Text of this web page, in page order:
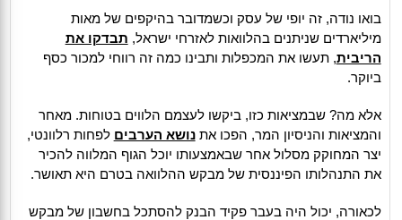
בואו נודה, זה יופי של עסק וכשמדובר בהיקפים של מאות
מיליארדים שניתנים בהלוואות לאזרחי ישראל, תבדקו את
הריבית, תעשו את המכפלות ותבינו כמה זה רווחי למכור כסף
ביוקר.
אלא מה? שבמציאות כזו, ביקשו לעצמם הלווים בטוחות. מאחר
והמציאות והניסיון המר, הפכו אתנושא הערבים לפחות רלוונטי,
יצר המחוקק מסלול אחר שבאמצעותו יוכל הגוף המלווה להכיר
את התנהלותו הפיננסית של מבקש ההלוואה בטרם היא תאושר.
לכאורה, יכול היה בעבר פקיד הבנק להסתכל בחשבון של מבקש